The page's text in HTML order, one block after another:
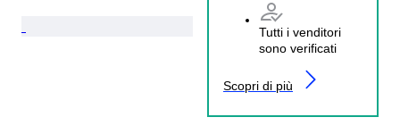
Tutti i venditori
sono verificati
Scopri di più